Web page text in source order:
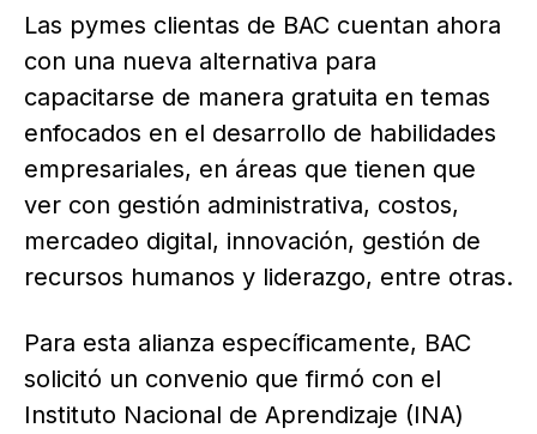
Las pymes clientas de BAC cuentan ahora
con una nueva alternativa para
capacitarse de manera gratuita en temas
enfocados en el desarrollo de habilidades
empresariales, en áreas que tienen que
ver con gestión administrativa, costos,
mercadeo digital, innovación, gestión de
recursos humanos y liderazgo, entre otras.
Para esta alianza específicamente, BAC
solicitó un convenio que firmó con el
Instituto Nacional de Aprendizaje (INA)